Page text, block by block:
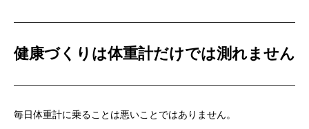
健康づくりは体重計だけでは測れません
毎日体重計に乗ることは悪いことではありません。